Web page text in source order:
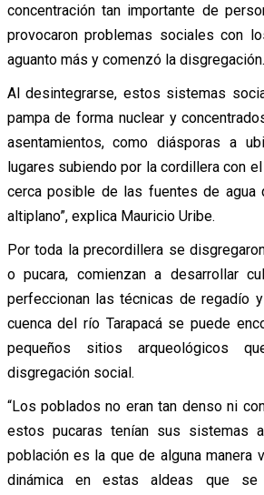
concentración tan importante de
provocaron problemas sociales con
aguanto más y comenzó la disgregación.
Al desintegrarse, estos sistemas
pampa de forma nuclear y
asentamientos, como diásporas a
lugares subiendo por la cordillera con
cerca posible de las fuentes de agua
altiplano”, explica Mauricio Uribe.
Por toda la precordillera se
o pucara, comienzan a desarrollar
perfeccionan las técnicas de regadío
cuenca del río Tarapacá se puede
pequeños sitios arqueológicos
disgregación social.
“Los poblados no eran tan denso ni
estos pucaras tenían sus sistemas
población es la que de alguna manera
dinámica en estas aldeas que se